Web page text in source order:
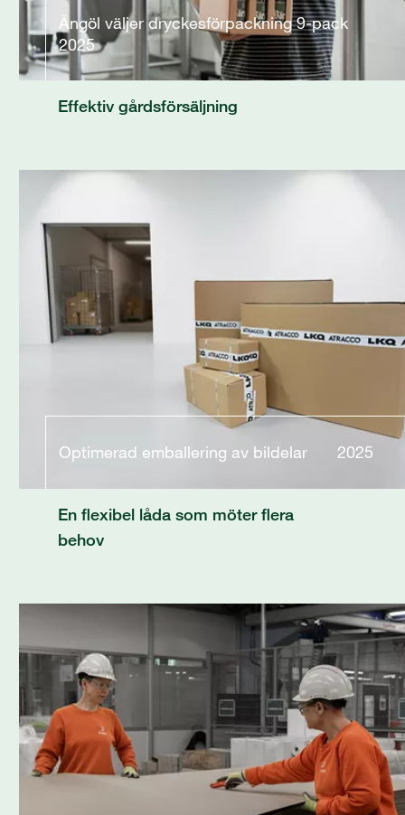
Ängöl väljer dryckesförpackning 9-pack
2025
Effektiv gårdsförsäljning
Optimerad emballering av bildelar 2025
En flexibel låda som möter flera
behov